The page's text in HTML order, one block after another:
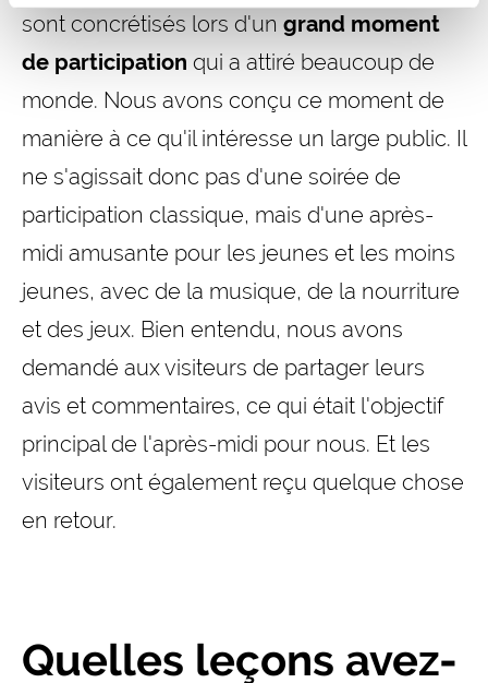
sont concrétisés lors d'un grand moment
de participation qui a attiré beaucoup de
monde. Nous avons conçu ce moment de
manière à ce qu'il intéresse un large public. Il
ne s'agissait donc pas d'une soirée de
participation classique, mais d'une après-
midi amusante pour les jeunes et les moins
jeunes, avec de la musique, de la nourriture
et des jeux. Bien entendu, nous avons
demandé aux visiteurs de partager leurs
avis et commentaires, ce qui était l'objectif
principal de l'après-midi pour nous. Et les
visiteurs ont également reçu quelque chose
en retour.
Quelles leçons avez-